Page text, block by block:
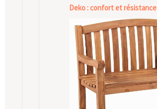
Deko : confort et résistance